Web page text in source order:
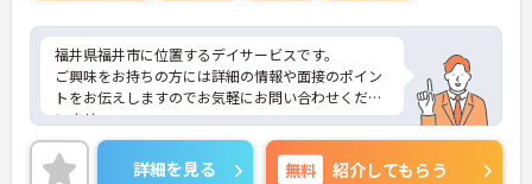
福井県福井市に位置するデイサービスです。
ご興味をお持ちの方には詳細の情報や面接のポイン
トをお伝えしますのでお気軽にお問い合わせくださ
いませ。
詳細を見る 無料 紹介してもらう